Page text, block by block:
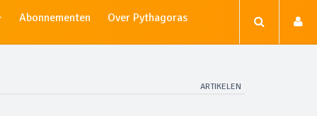
Abonnementen Over Pythagoras
ARTIKELEN